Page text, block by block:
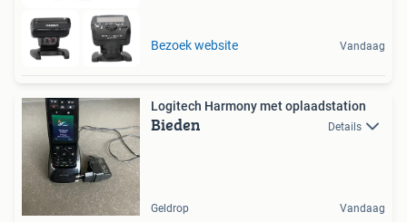
Bezoek website Vandaag
Logitech Harmony met oplaadstation
Bieden Details
Geldrop Vandaag